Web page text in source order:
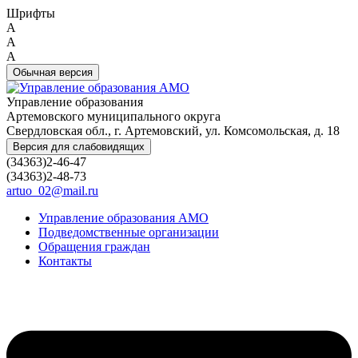
Шрифты
A
A
A
Обычная версия
Управление образования
Артемовского муниципального округа
Свердловская обл., г. Артемовский, ул. Комсомольская, д. 18
Версия для слабовидящих
(34363)2-46-47
(34363)2-48-73
artuo_02@mail.ru
Управление образования АМО
Подведомственные организации
Обращения граждан
Контакты